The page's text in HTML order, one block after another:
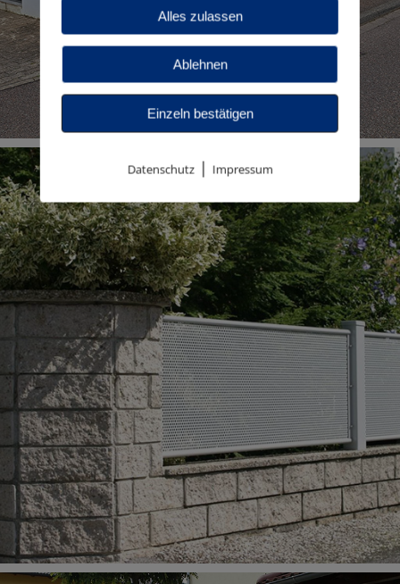
Alles zulassen
Ablehnen
Einzeln bestätigen
Datenschutz| Impressum